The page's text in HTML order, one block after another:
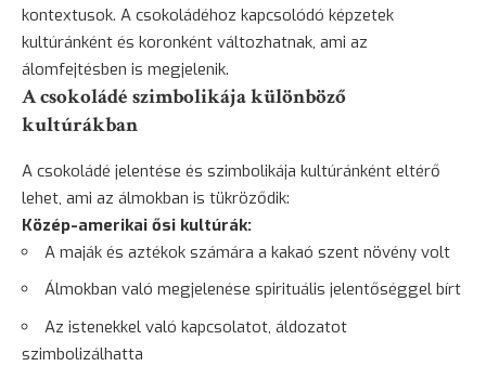
kontextusok. A csokoládéhoz kapcsolódó képzetek
kultúránként és koronként változhatnak, ami az
álomfejtésben is megjelenik.
A csokoládé szimbolikája különböző
kultúrákban
A csokoládé jelentése és szimbolikája kultúránként eltérő
lehet, ami az álmokban is tükröződik:
Közép-amerikai ősi kultúrák:
A maják és aztékok számára a kakaó szent növény volt
Álmokban való megjelenése spirituális jelentőséggel bírt
Az istenekkel való kapcsolatot, áldozatot
szimbolizálhatta